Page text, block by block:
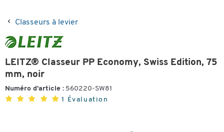
Classeurs à levier
LEITZ® Classeur PP Economy, Swiss Edition, 75
mm, noir
Numéro d’article : 560220-SW81
1 Évaluation